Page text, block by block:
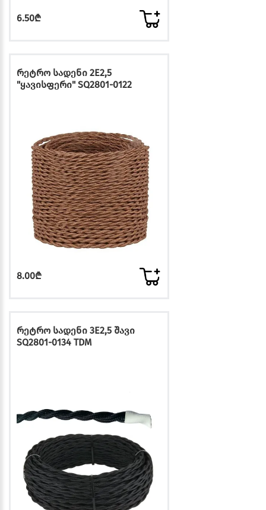
6.50₾
რეტრო სადენი 2E2,5
"ყავისფერი" SQ2801-0122
8.00₾
რეტრო სადენი 3E2,5 შავი
SQ2801-0134 TDM